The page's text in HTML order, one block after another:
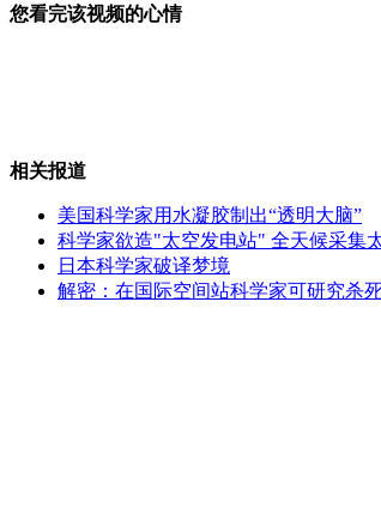
法囚犯劫持狱警连炸五门越狱
波士顿共发现五个未引爆爆炸装置
您看完该视频的心情
相关报道
美国科学家用水凝胶制出“透明大脑”
科学家欲造"太空发电站" 全天候采集
日本科学家破译梦境
解密：在国际空间站科学家可研究杀